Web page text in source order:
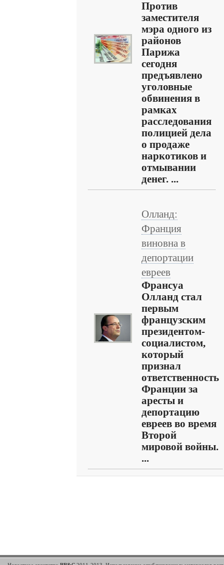
Против
заместителя
мэра одного из
районов
Парижа
сегодня
предъявлено
уголовные
обвинения в
рамках
расследования
полицией дела
о продаже
наркотиков и
отмывании
денег. ...
Олланд:
Франция
виновна в
депортации
евреев
Франсуа
Олланд стал
первым
французским
президентом-
социалистом,
который
признал
ответственность
Франции за
аресты и
депортацию
евреев во время
Второй
мировой войны.
...